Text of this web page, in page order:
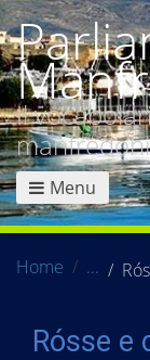
Il
Menu
Home Rósse e
Rósse e